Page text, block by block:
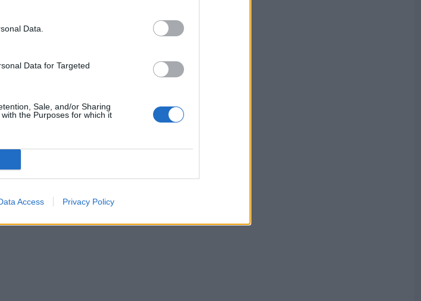
Data.
Data for Targeted
Sale, and/or Sharing
the Purposes for which it
Access Privacy Policy